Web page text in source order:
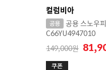
컬럼비아
공용 스노우
C66YU4947010
149,000